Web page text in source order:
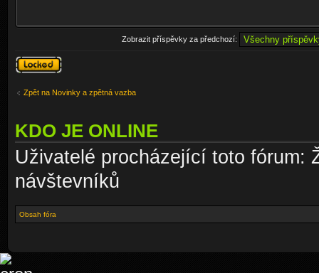
Zobrazit příspěvky za předchozí:
Téma
uzamknuto
Zpět na Novinky a zpětná vazba
KDO JE ONLINE
Uživatelé procházející toto fórum:
návštevníků
Obsah fóra